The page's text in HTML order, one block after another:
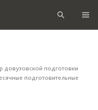
довузовской подготовки
подготовительные